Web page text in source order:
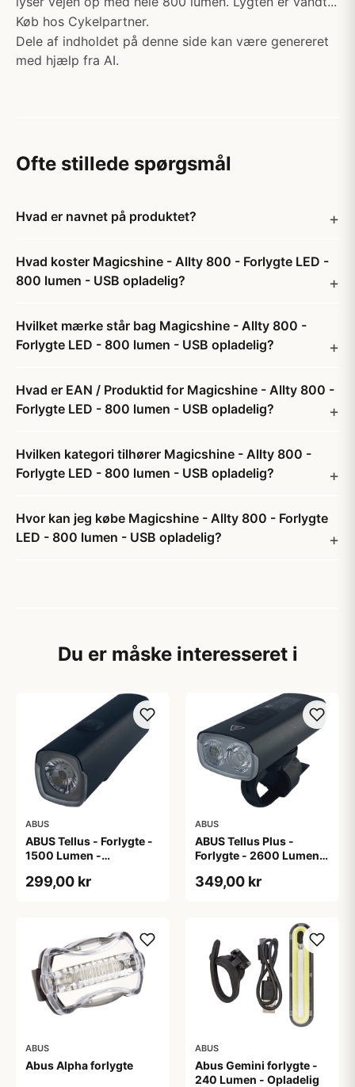
Køb hos Cykelpartner.
Dele af indholdet på denne side kan være genereret
med hjælp fra AI.
Ofte stillede spørgsmål
Hvad er navnet på produktet?
Hvad koster Magicshine - Allty 800 - Forlygte LED -
800 lumen - USB opladelig?
Hvilket mærke står bag Magicshine - Allty 800 -
Forlygte LED - 800 lumen - USB opladelig?
Hvad er EAN / Produktid for Magicshine - Allty 800 -
Forlygte LED - 800 lumen - USB opladelig?
Hvilken kategori tilhører Magicshine - Allty 800 -
Forlygte LED - 800 lumen - USB opladelig?
Hvor kan jeg købe Magicshine - Allty 800 - Forlygte
LED - 800 lumen - USB opladelig?
Du er måske interesseret i
ABUS
ABUS Tellus - Forlygte -
1500 Lumen -
299,00 kr
ABUS
ABUS Tellus Plus -
Forlygte - 2600 Lumen -
Powerbank
349,00 kr
ABUS
Abus Alpha forlygte
ABUS
Abus Gemini forlygte -
240 Lumen - Opladelig